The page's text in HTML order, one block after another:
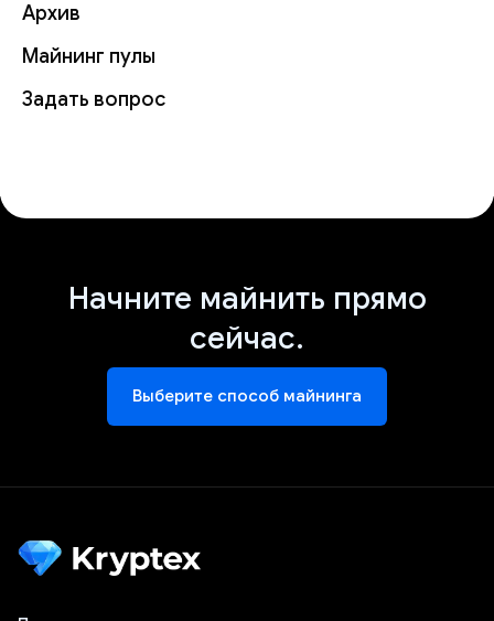
Архив
Майнинг пулы
Задать вопрос
Начните майнить прямо
сейчас.
Выберите способ майнинга